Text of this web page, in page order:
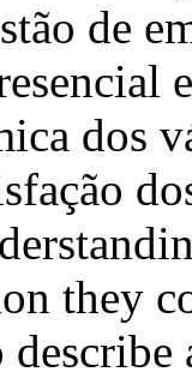
de
dos
they